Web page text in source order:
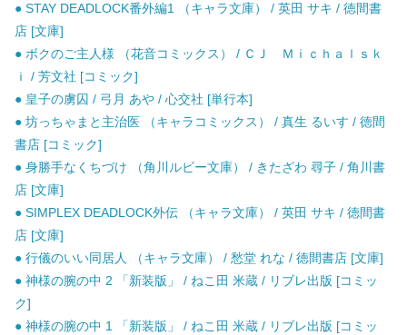
● STAY DEADLOCK番外編1 （キャラ文庫） / 英田 サキ / 徳間書
店 [文庫]
● ボクのご主人様 （花音コミックス） / ＣＪ Ｍｉｃｈａｌｓｋ
ｉ / 芳文社 [コミック]
● 皇子の虜囚 / 弓月 あや / 心交社 [単行本]
● 坊っちゃまと主治医 （キャラコミックス） / 真生 るいす / 徳間
書店 [コミック]
● 身勝手なくちづけ （角川ルビー文庫） / きたざわ 尋子 / 角川書
店 [文庫]
● SIMPLEX DEADLOCK外伝 （キャラ文庫） / 英田 サキ / 徳間書
店 [文庫]
● 行儀のいい同居人 （キャラ文庫） / 愁堂 れな / 徳間書店 [文庫]
● 神様の腕の中 2 「新装版」 / ねこ田 米蔵 / リブレ出版 [コミッ
ク]
● 神様の腕の中 1 「新装版」 / ねこ田 米蔵 / リブレ出版 [コミッ